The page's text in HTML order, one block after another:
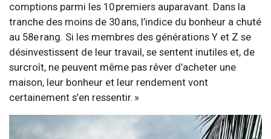
comptions parmi les 10 premiers auparavant. Dans la
tranche des moins de 30 ans, l’indice du bonheur a chuté
au 58e rang. Si les membres des générations Y et Z se
désinvestissent de leur travail, se sentent inutiles et, de
surcroît, ne peuvent même pas rêver d’acheter une
maison, leur bonheur et leur rendement vont
certainement s’en ressentir. »